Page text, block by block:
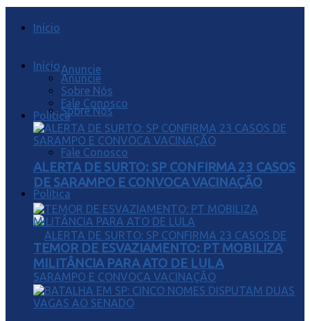
Início
Anuncie
Sobre Nós
Fale Conosco
Política
Início
Anuncie
Sobre Nós
Fale Conosco
Política
ALERTA DE SURTO: SP CONFIRMA 23 CASOS
DE SARAMPO E CONVOCA VACINAÇÃO
TEMOR DE ESVAZIAMENTO: PT MOBILIZA
MILITÂNCIA PARA ATO DE LULA